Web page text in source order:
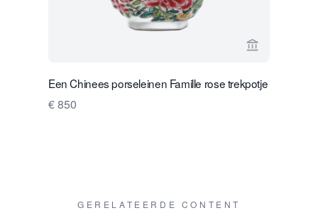
Bekijk
Een Chinees porseleinen Famille rose trekpotje
€ 850
GERELATEERDE CONTENT